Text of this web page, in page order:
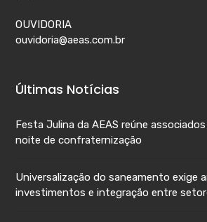
OUVIDORIA
ouvidoria@aeas.com.br
Últimas Notícias
Festa Julina da AEAS reúne
noite de confraternização
Universalização do saneamento exige
investimentos e integração entre